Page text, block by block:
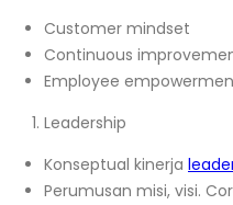
Customer mindset
Continuous
Employee
Leadership
Konseptual kinerja
Perumusan misi, visi.